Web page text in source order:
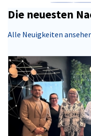
Auf Auf
Die neuesten
Alle Neuigkeiten